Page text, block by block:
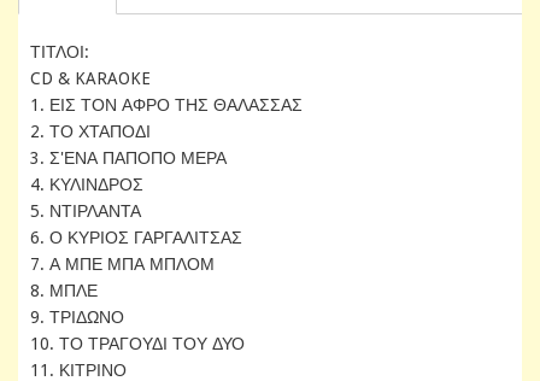
ΤΙΤΛΟΙ:
CD & KARAOKE
1. ΕΙΣ ΤΟΝ ΑΦΡΟ ΤΗΣ ΘΑΛΑΣΣΑΣ
2. ΤΟ ΧΤΑΠΟΔΙ
3. Σ'ΕΝΑ ΠΑΠΟΠΟ ΜΕΡΑ
4. ΚΥΛΙΝΔΡΟΣ
5. ΝΤΙΡΛΑΝΤΑ
6. Ο ΚΥΡΙΟΣ ΓΑΡΓΑΛΙΤΣΑΣ
7. Α ΜΠΕ ΜΠΑ ΜΠΛΟΜ
8. ΜΠΛΕ
9. ΤΡΙΔΩΝΟ
10. ΤΟ ΤΡΑΓΟΥΔΙ ΤΟΥ ΔΥΟ
11. ΚΙΤΡΙΝΟ